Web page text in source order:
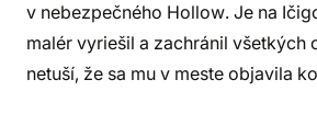
v nebezpečného Hollow. Je na
malér vyriešil a zachránil všetkých
netuší, že sa mu v meste objavila